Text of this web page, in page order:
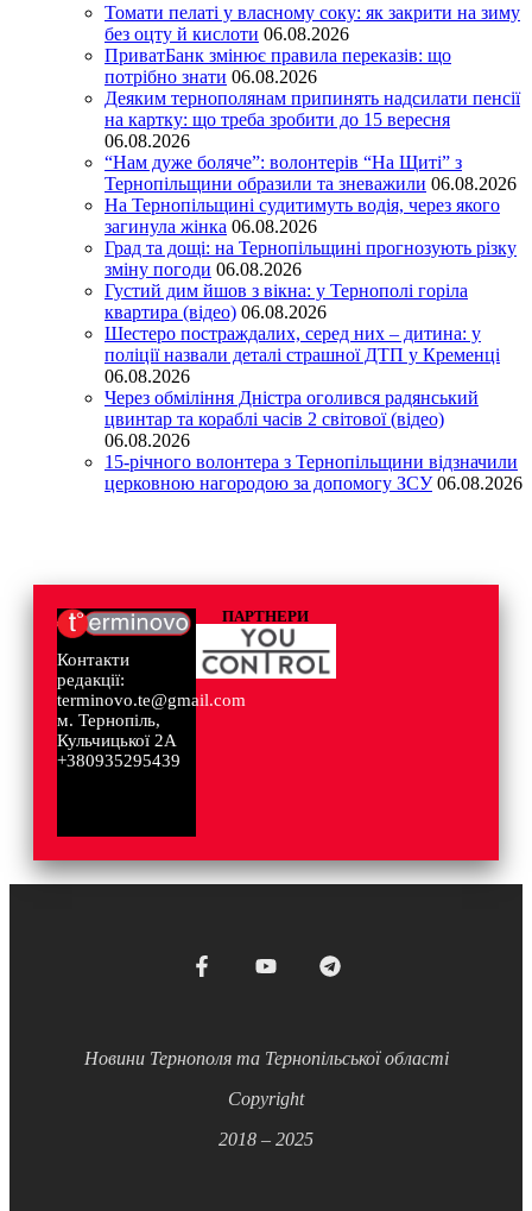
Томати пелаті у власному соку: як закрити на зиму
без оцту й кислоти 06.08.2026
ПриватБанк змінює правила переказів: що
потрібно знати 06.08.2026
Деяким тернополянам припинять надсилати пенсії
на картку: що треба зробити до 15 вересня
06.08.2026
“Нам дуже боляче”: волонтерів “На Щиті” з
Тернопільщини образили та зневажили 06.08.2026
На Тернопільщині судитимуть водія, через якого
загинула жінка 06.08.2026
Град та дощі: на Тернопільщині прогнозують різку
зміну погоди 06.08.2026
Густий дим йшов з вікна: у Тернополі горіла
квартира (відео) 06.08.2026
Шестеро постраждалих, серед них – дитина: у
поліції назвали деталі страшної ДТП у Кременці
06.08.2026
Через обміління Дністра оголився радянський
цвинтар та кораблі часів 2 світової (відео)
06.08.2026
15-річного волонтера з Тернопільщини відзначили
церковною нагородою за допомогу ЗСУ 06.08.2026
Контакти
редакції:
terminovo.te@gmail.com
м. Тернопіль,
Кульчицької 2А
+380935295439
ПАРТНЕРИ
Новини Тернополя та Тернопільської області
Copyright
2018 – 2025